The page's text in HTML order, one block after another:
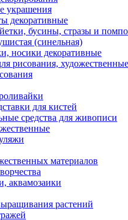
украшения
декоративные
бусины, стразы и
(синельная)
носики декоративные
рисования, художественные
для кистей
средства для живописи
материалов
аквамозаики
растений